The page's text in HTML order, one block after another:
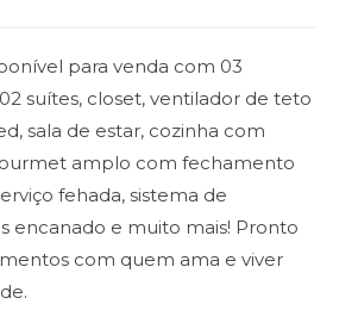
para venda com 03
suítes, closet, ventilador de teto
sala de estar, cozinha com
amplo com fechamento
fehada, sistema de
encanado e muito mais! Pronto
com quem ama e viver